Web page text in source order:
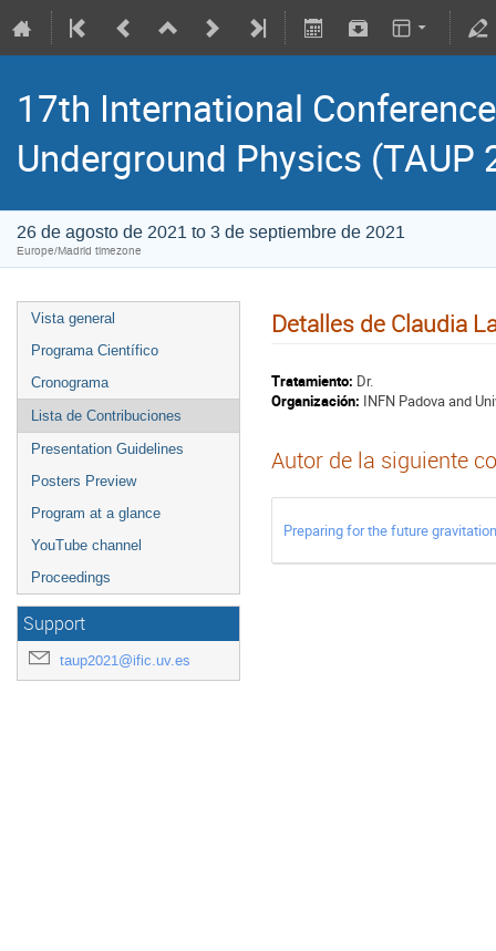
17th International
Underground Physics (TAUP
26 de agosto de 2021 to 3 de septiembre de 2021
Europe/Madrid timezone
Vista general
Programa Científico
Cronograma
Lista de Contribuciones
Presentation Guidelines
Posters Preview
Program at a glance
YouTube channel
Proceedings
Support
taup2021@ific.uv.es
Detalles de Claudia
Tratamiento: Dr.
Organización: INFN Padova and
Autor de la siguiente
Preparing for the future